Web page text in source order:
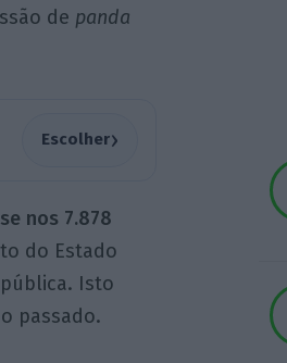
de panda
Escolher›
nos 7.878
do Estado
Isto
passado.